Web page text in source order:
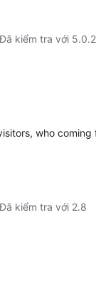
Đã kiểm tra với
who coming
Đã kiểm tra với 2.8